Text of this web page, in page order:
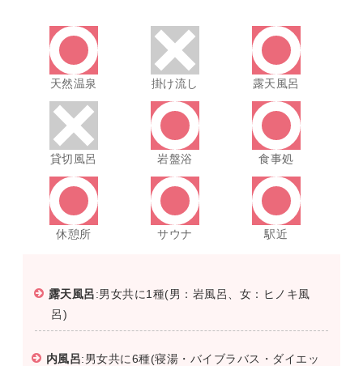
天然温泉 掛け流し 露天風呂
貸切風呂 岩盤浴 食事処
休憩所 サウナ 駅近
露天風呂:男女共に1種(男：岩風呂、女：ヒノキ風
呂)
内風呂:男女共に6種(寝湯・バイブラバス・ダイエッ